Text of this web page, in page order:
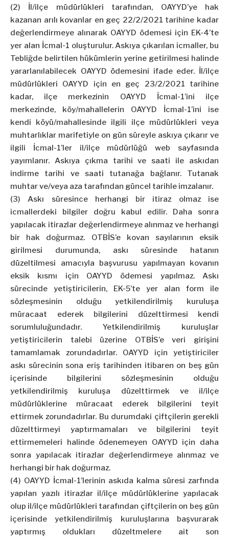
(2) İl/ilçe müdürlükleri tarafından, OAYYD’ye hak
kazanan arılı kovanlar en geç 22/2/2021 tarihine kadar
değerlendirmeye alınarak OAYYD ödemesi için EK-4’te
yer alan İcmal-1 oluşturulur. Askıya çıkarılan icmaller, bu
Tebliğde belirtilen hükümlerin yerine getirilmesi halinde
yararlanılabilecek OAYYD ödemesini ifade eder. İl/ilçe
müdürlükleri OAYYD için en geç 23/2/2021 tarihine
kadar, ilçe merkezinin OAYYD İcmal-1’ini ilçe
merkezinde, köy/mahallelerin OAYYD İcmal-1’ini ise
kendi köyü/mahallesinde ilgili ilçe müdürlükleri veya
muhtarlıklar marifetiyle on gün süreyle askıya çıkarır ve
ilgili İcmal-1’ler il/ilçe müdürlüğü web sayfasında
yayımlanır. Askıya çıkma tarihi ve saati ile askıdan
indirme tarihi ve saati tutanağa bağlanır. Tutanak
muhtar ve/veya aza tarafından güncel tarihle imzalanır.
(3) Askı süresince herhangi bir itiraz olmaz ise
icmallerdeki bilgiler doğru kabul edilir. Daha sonra
yapılacak itirazlar değerlendirmeye alınmaz ve herhangi
bir hak doğurmaz. OTBİS’e kovan sayılarının eksik
girilmesi durumunda, askı süresinde hatanın
düzeltilmesi amacıyla başvurusu yapılmayan kovanın
eksik kısmı için OAYYD ödemesi yapılmaz. Askı
sürecinde yetiştiricilerin, EK-5’te yer alan form ile
sözleşmesinin olduğu yetkilendirilmiş kuruluşa
müracaat ederek bilgilerini düzelttirmesi kendi
sorumluluğundadır. Yetkilendirilmiş kuruluşlar
yetiştiricilerin talebi üzerine OTBİS’e veri girişini
tamamlamak zorundadırlar. OAYYD için yetiştiriciler
askı sürecinin sona eriş tarihinden itibaren on beş gün
içerisinde bilgilerini sözleşmesinin olduğu
yetkilendirilmiş kuruluşa düzelttirmek ve il/ilçe
müdürlüklerine müracaat ederek bilgilerini teyit
ettirmek zorundadırlar. Bu durumdaki çiftçilerin gerekli
düzelttirmeyi yaptırmamaları ve bilgilerini teyit
ettirmemeleri halinde ödenemeyen OAYYD için daha
sonra yapılacak itirazlar değerlendirmeye alınmaz ve
herhangi bir hak doğurmaz.
(4) OAYYD İcmal-1’lerinin askıda kalma süresi zarfında
yapılan yazılı itirazlar il/ilçe müdürlüklerine yapılacak
olup il/ilçe müdürlükleri tarafından çiftçilerin on beş gün
içerisinde yetkilendirilmiş kuruluşlarına başvurarak
yaptırmış oldukları düzeltmelere ait son